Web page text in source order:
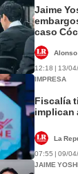
Jaime
caso
12:18 | 13/
IMPRESA
Fiscalía
implican
La
07:55 | 09/
JAIME